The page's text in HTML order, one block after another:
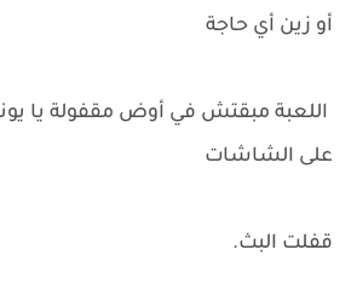
أو زين أي حاجة
اللعبة مبقتش في أوض مقفولة يا
على الشاشات
قفلت البث.